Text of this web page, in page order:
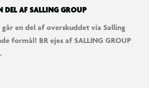
DEL AF SALLING GROUP
går en del af overskuddet via Salling
formål! BR ejes af SALLING GROUP